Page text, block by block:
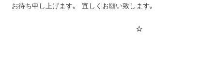
お待ち申し上げます｡ 宜しくお願い致します｡
☆